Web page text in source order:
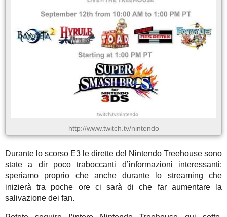
http://www.twitch.tv/nintendo
Durante lo scorso E3 le dirette del Nintendo Treehouse sono
state a dir poco traboccanti d’informazioni interessanti:
speriamo proprio che anche durante lo streaming che
inizierà tra poche ore ci sarà di che far aumentare la
salivazione dei fan.